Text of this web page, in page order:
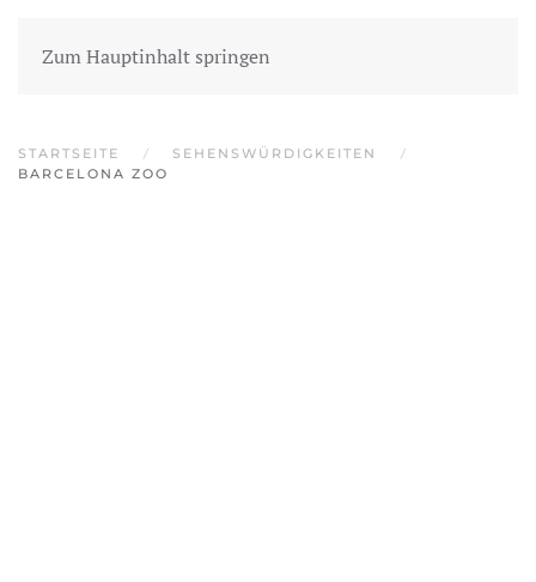
Zum Hauptinhalt springen
BARCELONA ENTDECKEN
STARTSEITE
SEHENSWÜRDIGKEITEN
BARCELONA ZOO